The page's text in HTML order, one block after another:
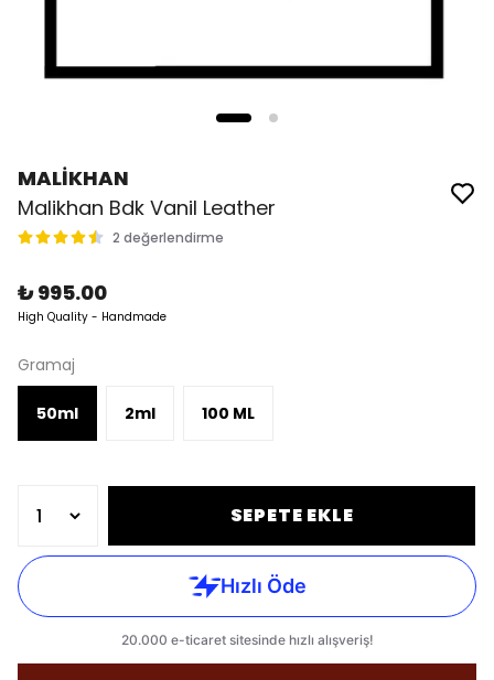
MALİKHAN
Malikhan Bdk Vanil Leather
2 değerlendirme
₺ 995.00
High Quality - Handmade
Gramaj
50ml 2ml 100 ML
SEPETE EKLE